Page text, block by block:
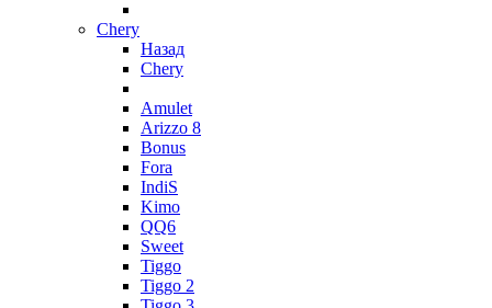
Chery
Назад
Chery
Amulet
Arizzo 8
Bonus
Fora
IndiS
Kimo
QQ6
Sweet
Tiggo
Tiggo 2